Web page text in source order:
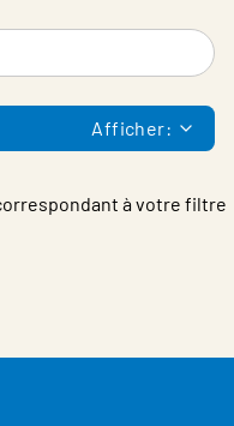
Afficher:
à votre filtre